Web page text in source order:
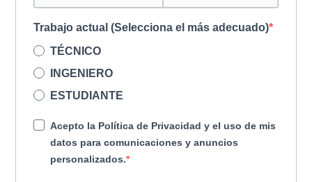
Trabajo actual (Selecciona el más adecuado)
TÉCNICO
INGENIERO
ESTUDIANTE
Acepto la Política de Privacidad y el uso de mis
datos para comunicaciones y anuncios
personalizados.